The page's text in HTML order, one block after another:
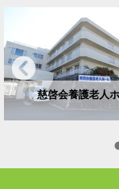
慈啓会養護老人